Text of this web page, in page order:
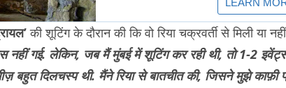
की शूटिंग के दौरान की कि वो रिया चक्रवर्ती से मिली या
नहीं गई. लेकिन, जब मैं मुंबई में शूटिंग कर रही थी, तो 1-2
बहुत दिलचस्प थी. मैंने रिया से बातचीत की, जिसने मुझे काफ़ी